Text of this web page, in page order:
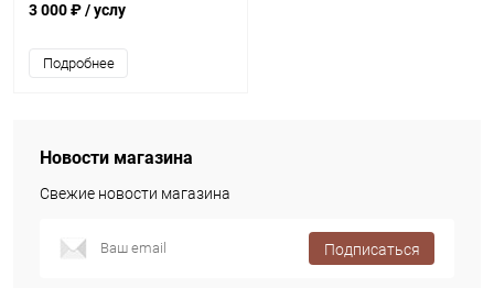
3 000 ₽/ услу
Подробнее
Новости магазина
Свежие новости магазина
Подписаться